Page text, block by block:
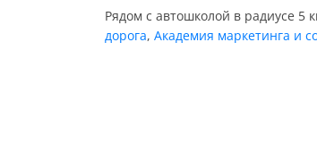
Рядом с автошколой в радиусе 5
дорога, Академия маркетинга и